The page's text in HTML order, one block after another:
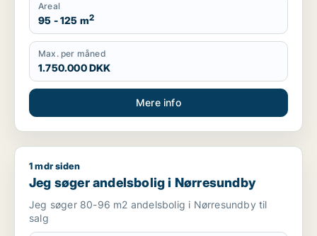
Areal
95 - 125 m2
Max. per måned
1.750.000 DKK
Mere info
Jeg søger andelsbolig i Nørresundby
1 mdr siden
Jeg søger andelsbolig i Nørresundby
Jeg søger 80-96 m2 andelsbolig i Nørresundby til
salg